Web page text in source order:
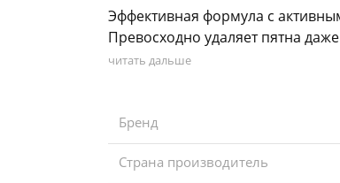
Эффективная формула с
Превосходно удаляет пятна
читать дальше
Бренд
Страна производитель